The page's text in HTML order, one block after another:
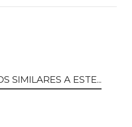
SIMILARES A ESTE...